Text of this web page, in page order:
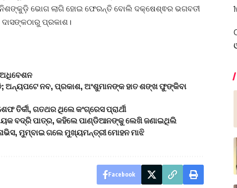
ନିଶଙ୍କୁଡ଼ି ଭୋଗ ଲାଗି ହୋଇ ଫେରନ୍ତି ବୋଲି ଦକ୍ଷେଶ୍ଵର ଭଗବତୀ
ଦାସଙ୍କଠାରୁ ପ୍ରକାଶ।
ଅଧିବେଶନ
ଅନ୍ୟପଟେ ନବ, ପ୍ରକାଶ, ଅଂଶୁମାନଙ୍କ ହାତ ଶଙ୍ଖ ଫୁଙ୍କିବା
ତିର୍କୀ, ଗତଥର ଥିଲେ କଂଗ୍ରେସ ପ୍ରାର୍ଥୀ
ବଦ୍ରି ପାତ୍ର, କହିଲେ ପାଣ୍ଡିଆନଙ୍କୁ ଲେଖି ଜଣାଇଥିଲି
ମୁମ୍ବାଇ ଗଲେ ମୁଖ୍ୟମନ୍ତ୍ରୀ ମୋହନ ମାଝି
Facebook